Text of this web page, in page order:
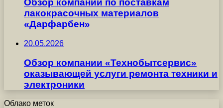
Обзор компании по поставкам
лакокрасочных материалов
«Дарфарбен»
20.05.2026
Обзор компании «Технобытсервис»
оказывающей услуги ремонта техники и
электроники
Облако меток